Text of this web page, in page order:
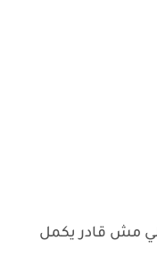
مش قادر يكمل